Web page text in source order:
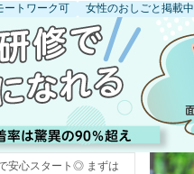
ートワーク可 女性のおしごと掲載中
安心スタート◎ まずは